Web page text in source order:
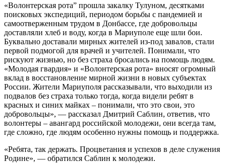
«Волонтерская рота” прошла закалку Тулуном, десятками
поисковых экспедиций, периодом борьбы с пандемией и
самоотверженным трудом в Донбассе, где добровольцы
доставляли хлеб и воду, когда в Мариуполе еще шли бои.
Буквально доставали мирных жителей из-под завалов, стали
первой подмогой для врачей и учителей. Понимали, что
рискуют жизнью, но без страха бросались на помощь людям.
«Молодая гвардия» и «Волонтерская рота» вносят огромный
вклад в восстановление мирной жизни в новых субъектах
России. Жители Мариуполя рассказывали, что выходили из
подвалов без страха только тогда, когда видели ребят в
красных и синих майках – понимали, что это свои, это
добровольцы», — рассказал Дмитрий Саблин, ответив, что
волонтеры – авангард российской молодежи, они всегда там,
где сложно, где людям особенно нужны помощь и поддержка.
«Ребята, так держать. Процветания и успехов в деле служения
Родине», — обратился Саблин к молодежи.